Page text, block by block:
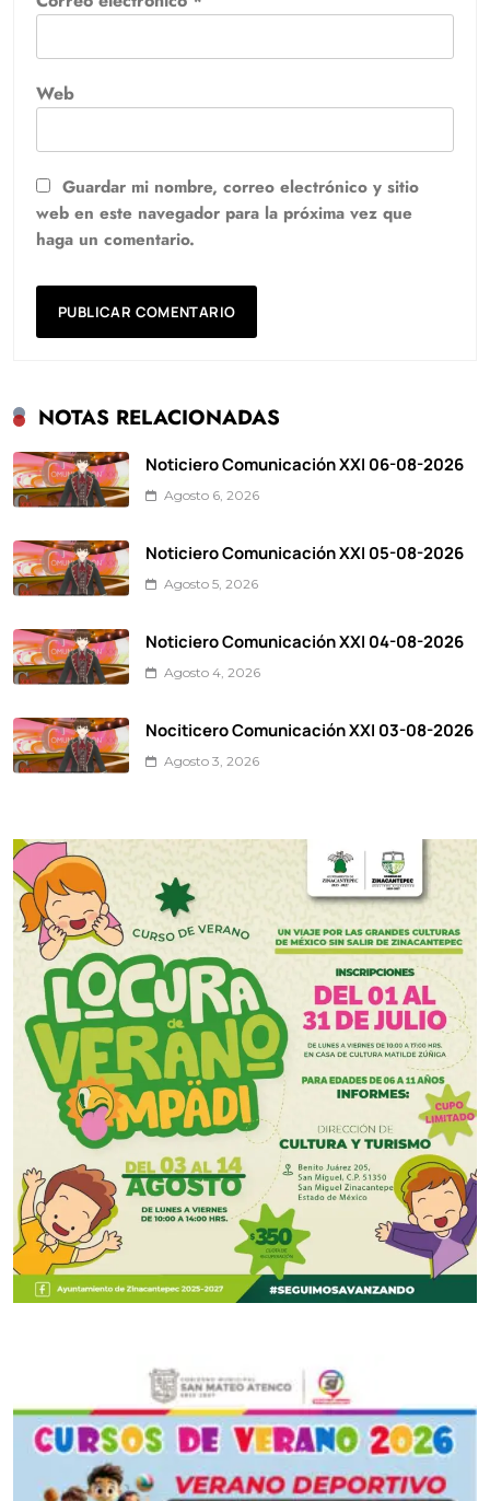
Web
Guardar mi nombre, correo electrónico y sitio
web en este navegador para la próxima vez que
haga un comentario.
NOTAS RELACIONADAS
Noticiero Comunicación XXI 06-08-2026
Agosto 6, 2026
Noticiero Comunicación XXI 05-08-2026
Agosto 5, 2026
Noticiero Comunicación XXI 04-08-2026
Agosto 4, 2026
Nociticero Comunicación XXI 03-08-2026
Agosto 3, 2026